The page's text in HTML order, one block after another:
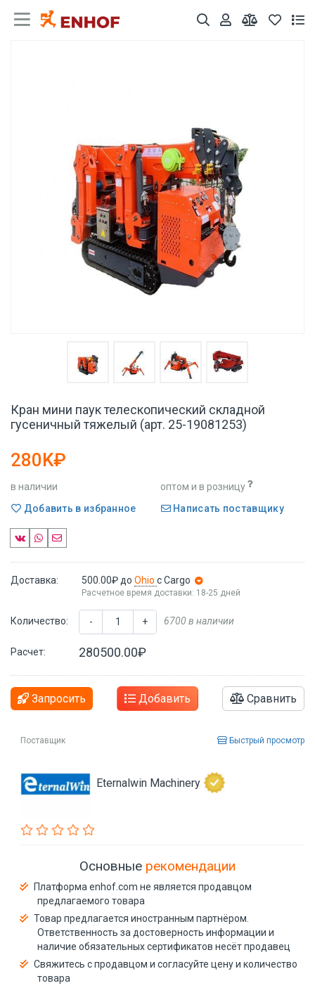
Кран мини паук телескопический складной
гусеничный тяжелый (арт. 25-19081253)
280K₽
в наличии
оптом и в розницу
Добавить в избранное
Написать поставщику
Доставка: 500.00₽ до Ohio с Cargo
Расчетное время доставки: 18-25 дней
Количество: - + 6700 в наличии
Расчет: 280500.00₽
Запросить Добавить Сравнить
Поставщик Быстрый просмотр
Eternalwin Machinery
Основные рекомендации
Платформа enhof.com не является продавцом
предлагаемого товара
Товар предлагается иностранным партнёром.
Ответственность за достоверность информации и
наличие обязательных сертификатов несёт продавец
Свяжитесь с продавцом и согласуйте цену и количество
товара